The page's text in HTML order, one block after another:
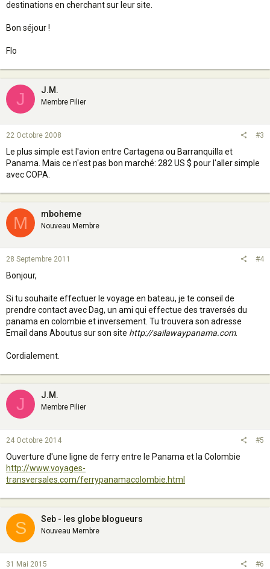
destinations en cherchant sur leur site.
Bon séjour !
Flo
J J.M.
Membre Pilier
22 Octobre 2008 #3
Le plus simple est l'avion entre Cartagena ou Barranquilla et
Panama. Mais ce n'est pas bon marché: 282 US $ pour l'aller simple
avec COPA.
M mboheme
Nouveau Membre
28 Septembre 2011 #4
Bonjour,
Si tu souhaite effectuer le voyage en bateau, je te conseil de
prendre contact avec Dag, un ami qui effectue des traversés du
panama en colombie et inversement. Tu trouvera son adresse
Email dans Aboutus sur son site http://sailawaypanama.com.
Cordialement.
J J.M.
Membre Pilier
24 Octobre 2014 #5
Ouverture d'une ligne de ferry entre le Panama et la Colombie
http://www.voyages-
transversales.com/ferrypanamacolombie.html
S Seb - les globe blogueurs
Nouveau Membre
31 Mai 2015 #6